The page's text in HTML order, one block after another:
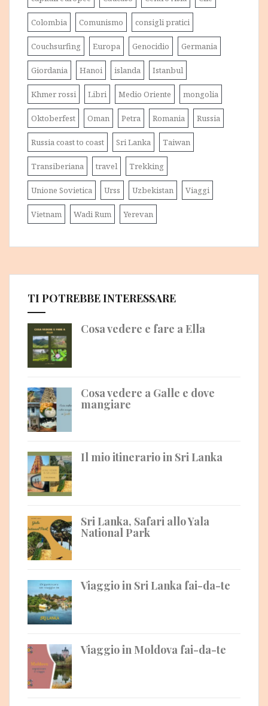
Colombia Comunismo consigli pratici
Couchsurfing Europa Genocidio Germania
Giordania Hanoi islanda Istanbul
Khmer rossi Libri Medio Oriente mongolia
Oktoberfest Oman Petra Romania Russia
Russia coast to coast Sri Lanka Taiwan
Transiberiana travel Trekking
Unione Sovietica Urss Uzbekistan Viaggi
Vietnam Wadi Rum Yerevan
TI POTREBBE INTERESSARE
Cosa vedere e fare a Ella
Cosa vedere a Galle e dove
mangiare
Il mio itinerario in Sri Lanka
Sri Lanka, Safari allo Yala
National Park
Viaggio in Sri Lanka fai-da-te
Viaggio in Moldova fai-da-te